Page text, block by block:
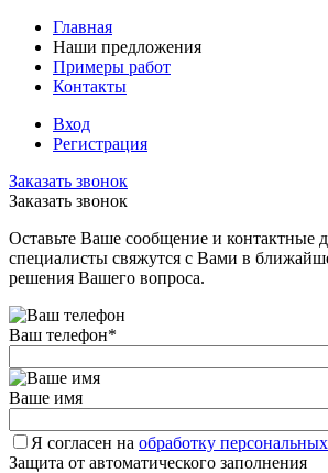
Главная
Наши предложения
Примеры работ
Контакты
Вход
Регистрация
Заказать звонок
Заказать звонок
Оставьте Ваше сообщение и контактные
специалисты свяжутся с Вами в
решения Вашего вопроса.
Ваш телефон*
Ваше имя
Я согласен на обработку
Защита от автоматического заполнения